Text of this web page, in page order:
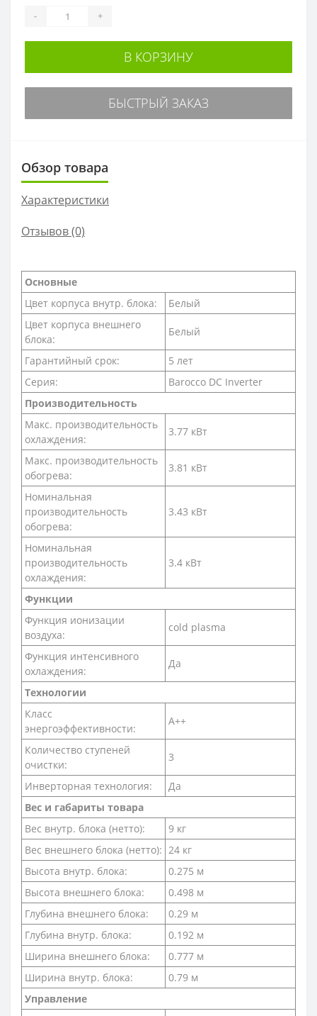
- +
В КОРЗИНУ
БЫСТРЫЙ ЗАКАЗ
Обзор товара
Характеристики
Отзывов (0)
Основные
Цвет корпуса внутр. блока:
Белый
Цвет корпуса внешнего
блока:
Белый
Гарантийный срок:
5 лет
Серия:
Barocco DC Inverter
Производительность
Макс. производительность
охлаждения:
3.77 кВт
Макс. производительность
обогрева:
3.81 кВт
Номинальная
производительность
обогрева:
3.43 кВт
Номинальная
производительность
охлаждения:
3.4 кВт
Функции
Функция ионизации
воздуха:
cold plasma
Функция интенсивного
охлаждения:
Да
Технологии
Класс
энергоэффективности:
A++
Количество ступеней
очистки:
3
Инверторная технология:
Да
Вес и габариты товара
Вес внутр. блока (нетто):
9 кг
Вес внешнего блока (нетто): 24 кг
Высота внутр. блока:
0.275 м
Высота внешнего блока:
0.498 м
Глубина внешнего блока:
0.29 м
Глубина внутр. блока:
0.192 м
Ширина внешнего блока:
0.777 м
Ширина внутр. блока:
0.79 м
Управление